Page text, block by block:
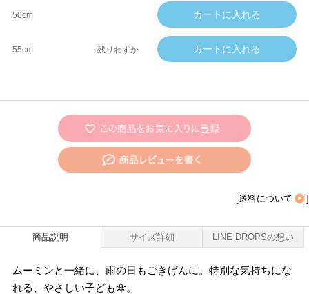
50cm
55cm 残りわずか
[送料について ]
商品説明 サイズ詳細 LINE DROPSの想い
ムーミンと一緒に、雨の日もごきげんに。特別な気持ちにな
れる、やさしい子ども傘。